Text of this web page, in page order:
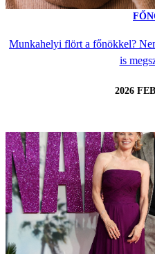
Munkahelyi flört a főnökkel?
is
2026